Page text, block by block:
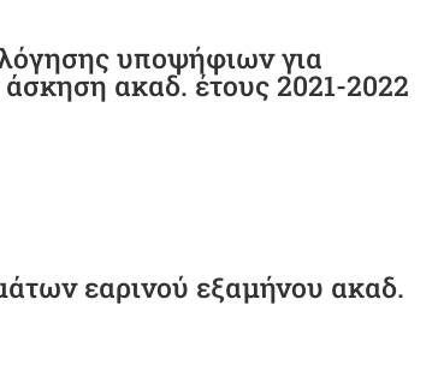
υποψήφιων για
ακαδ. έτους 2021-2022
εαρινού εξαμήνου ακαδ.